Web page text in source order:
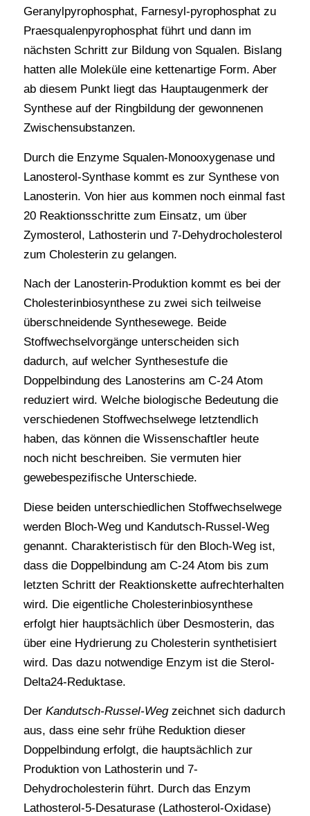
Geranylpyrophosphat, Farnesyl-pyrophosphat zu
Praesqualenpyrophosphat führt und dann im
nächsten Schritt zur Bildung von Squalen. Bislang
hatten alle Moleküle eine kettenartige Form. Aber
ab diesem Punkt liegt das Hauptaugenmerk der
Synthese auf der Ringbildung der gewonnenen
Zwischensubstanzen.
Durch die Enzyme Squalen-Monooxygenase und
Lanosterol-Synthase kommt es zur Synthese von
Lanosterin. Von hier aus kommen noch einmal fast
20 Reaktionsschritte zum Einsatz, um über
Zymosterol, Lathosterin und 7-Dehydrocholesterol
zum Cholesterin zu gelangen.
Nach der Lanosterin-Produktion kommt es bei der
Cholesterinbiosynthese zu zwei sich teilweise
überschneidende Synthesewege. Beide
Stoffwechselvorgänge unterscheiden sich
dadurch, auf welcher Synthesestufe die
Doppelbindung des Lanosterins am C-24 Atom
reduziert wird. Welche biologische Bedeutung die
verschiedenen Stoffwechselwege letztendlich
haben, das können die Wissenschaftler heute
noch nicht beschreiben. Sie vermuten hier
gewebespezifische Unterschiede.
Diese beiden unterschiedlichen Stoffwechselwege
werden Bloch-Weg und Kandutsch-Russel-Weg
genannt. Charakteristisch für den Bloch-Weg ist,
dass die Doppelbindung am C-24 Atom bis zum
letzten Schritt der Reaktionskette aufrechterhalten
wird. Die eigentliche Cholesterinbiosynthese
erfolgt hier hauptsächlich über Desmosterin, das
über eine Hydrierung zu Cholesterin synthetisiert
wird. Das dazu notwendige Enzym ist die Sterol-
Delta24-Reduktase.
Der Kandutsch-Russel-Wegzeichnet sich dadurch
aus, dass eine sehr frühe Reduktion dieser
Doppelbindung erfolgt, die hauptsächlich zur
Produktion von Lathosterin und 7-
Dehydrocholesterin führt. Durch das Enzym
Lathosterol-5-Desaturase (Lathosterol-Oxidase)